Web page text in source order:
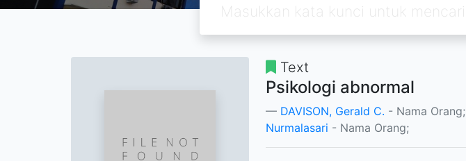
Text
Psikologi abnormal
DAVISON, Gerald C. - Nama Orang;
Nurmalasari - Nama Orang;